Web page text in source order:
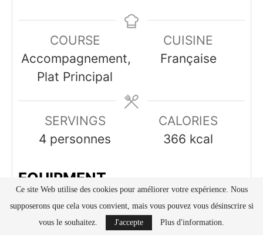
COURSE
Accompagnement,
Plat Principal
CUISINE
Française
SERVINGS
4 personnes
CALORIES
366 kcal
EQUIPMENT
Plat à gratin
Ce site Web utilise des cookies pour améliorer votre expérience. Nous
supposerons que cela vous convient, mais vous pouvez vous désinscrire si
vous le souhaitez.
J'accepte Plus d'information.